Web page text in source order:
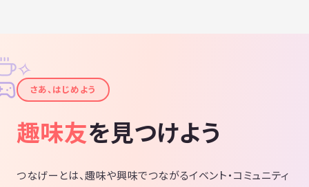
✦
✧
さあ、はじめよう
趣味友を見つけよう
つなげーとは、趣味や興味でつながるイベント・コミュニティ